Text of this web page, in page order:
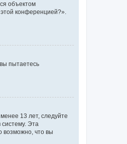
объектом
конференцией?».
пытаетесь
13 лет, следуйте
Эта
возможно, что вы